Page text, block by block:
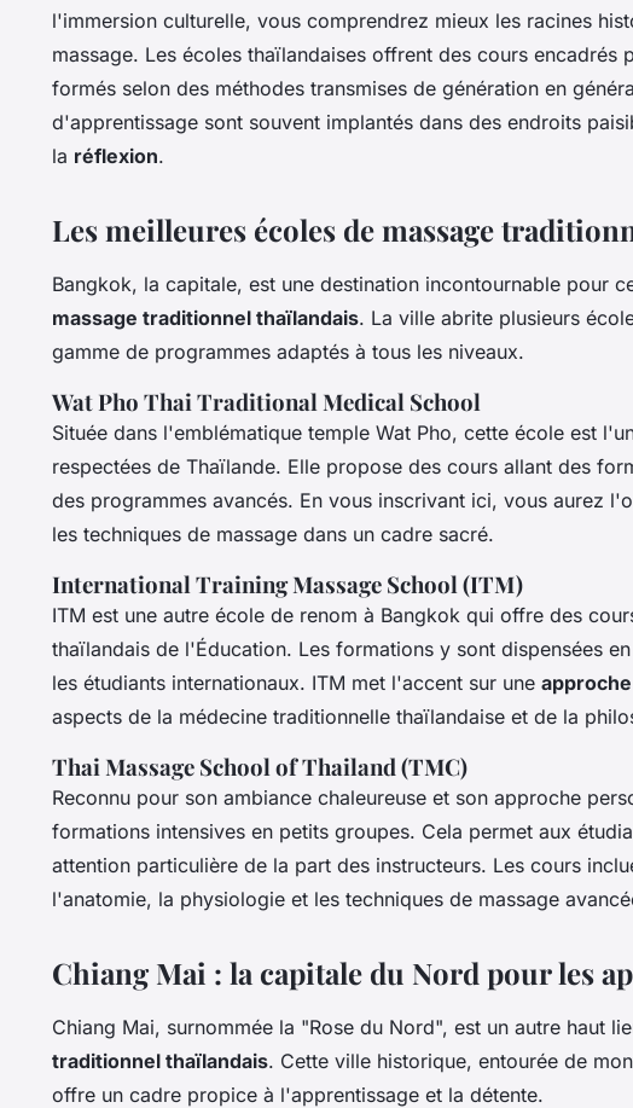
l'immersion culturelle, vous comprendrez mieux les racines
massage. Les écoles thaïlandaises offrent des cours encadrés
formés selon des méthodes transmises de génération en
d'apprentissage sont souvent implantés dans des endroits
la réflexion.
Les meilleures écoles de massage
Bangkok, la capitale, est une destination incontournable pour
massage traditionnel thaïlandais. La ville abrite plusieurs
gamme de programmes adaptés à tous les niveaux.
Wat Pho Thai Traditional Medical School
Située dans l'emblématique temple Wat Pho, cette école est
respectées de Thaïlande. Elle propose des cours allant des
des programmes avancés. En vous inscrivant ici, vous aurez
les techniques de massage dans un cadre sacré.
International Training Massage School (ITM)
ITM est une autre école de renom à Bangkok qui offre des
thaïlandais de l'Éducation. Les formations y sont dispensées
les étudiants internationaux. ITM met l'accent sur une
aspects de la médecine traditionnelle thaïlandaise et de la
Thai Massage School of Thailand (TMC)
Reconnu pour son ambiance chaleureuse et son approche
formations intensives en petits groupes. Cela permet aux
attention particulière de la part des instructeurs. Les cours
l'anatomie, la physiologie et les techniques de massage
Chiang Mai : la capitale du Nord pour les
Chiang Mai, surnommée la "Rose du Nord", est un autre haut
traditionnel thaïlandais. Cette ville historique, entourée de
offre un cadre propice à l'apprentissage et la détente.